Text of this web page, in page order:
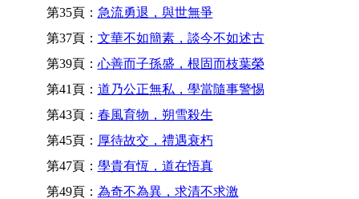
第35頁： 急流勇退，與世無爭
第37頁： 文華不如簡素，談今不如述古
第39頁： 心善而子孫盛，根固而枝葉榮
第41頁： 道乃公正無私，學當隨事警惕
第43頁： 春風育物，朔雪殺生
第45頁： 厚待故交，禮遇衰朽
第47頁： 學貴有恆，道在悟真
第49頁： 為奇不為異，求清不求激